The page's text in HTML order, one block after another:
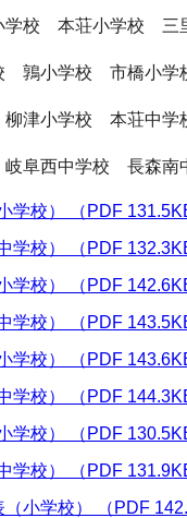
学校 本荘小学校 三
鶉小学校 市橋小
津小学校 本荘中
阜西中学校 長森南
学校） （PDF
学校） （PDF
学校） （PDF
学校） （PDF
学校） （PDF
学校） （PDF
学校） （PDF
学校） （PDF
小学校） （PDF